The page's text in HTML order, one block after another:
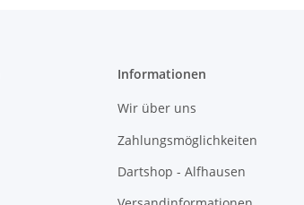
Informationen
Wir über uns
Zahlungsmöglichkeiten
Dartshop - Alfhausen